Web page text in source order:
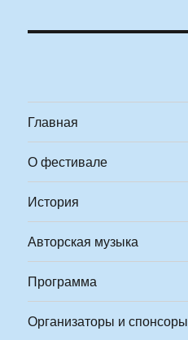
Главная
О фестивале
История
Авторская музыка
Программа
Организаторы и спонсоры